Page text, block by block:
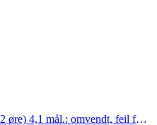
→‎Bruksnr. 4, Holtås (skyld 2 øre) 4,1 mål.: omvendt, feil forklaring